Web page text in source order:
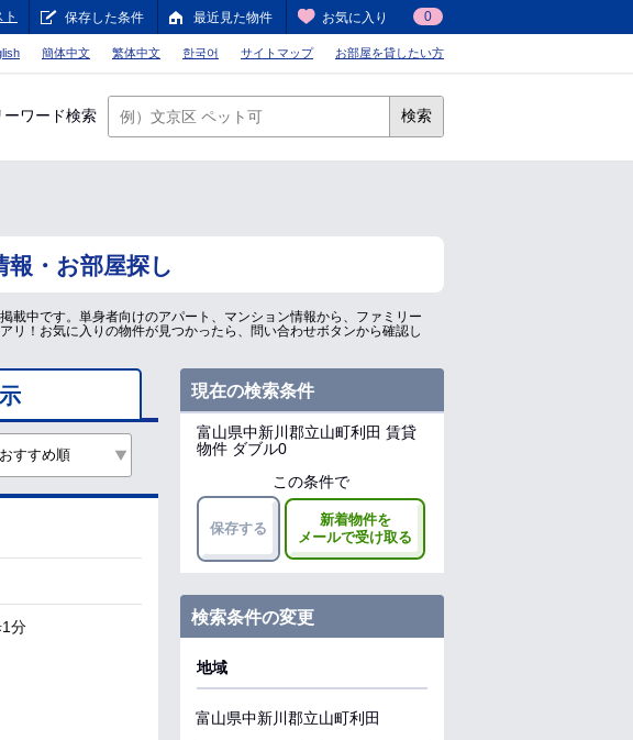
保存した条件 最近見た物件 お気に入り 0
簡体中文 繁体中文 한국어 サイトマップ お部屋を貸したい方
ーワード検索 検索
・お部屋探し
載中です。単身者向けのアパート、マンション情報から、ファミリー
！お気に入りの物件が見つかったら、問い合わせボタンから確認し
分
現在の検索条件
富山県中新川郡立山町利田 賃貸
物件 ダブル0
この条件で
保存する
新着物件を
メールで受け取る
検索条件の変更
地域
富山県中新川郡立山町利田